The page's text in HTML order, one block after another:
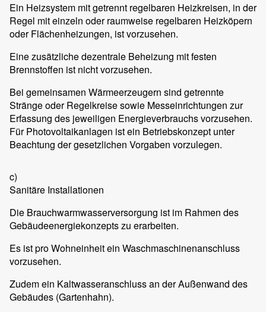
Ein Heizsystem mit getrennt regelbaren Heizkreisen, in der
Regel mit einzeln oder raumweise regelbaren Heizköpern
oder Flächenheizungen, ist vorzusehen.
Eine zusätzliche dezentrale Beheizung mit festen
Brennstoffen ist nicht vorzusehen.
Bei gemeinsamen Wärmeerzeugern sind getrennte
Stränge oder Regelkreise sowie Messeinrichtungen zur
Erfassung des jeweiligen Energieverbrauchs vorzusehen.
Für Photovoltaikanlagen ist ein Betriebskonzept unter
Beachtung der gesetzlichen Vorgaben vorzulegen.
c)
Sanitäre Installationen
Die Brauchwarmwasserversorgung ist im Rahmen des
Gebäudeenergiekonzepts zu erarbeiten.
Es ist pro Wohneinheit ein Waschmaschinenanschluss
vorzusehen.
Zudem ein Kaltwasseranschluss an der Außenwand des
Gebäudes (Gartenhahn).